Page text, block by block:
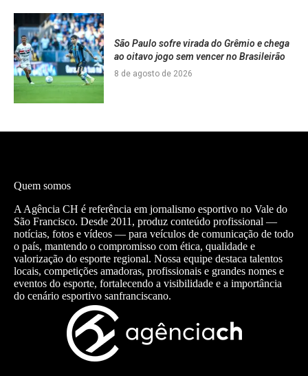
São Paulo sofre virada do Grêmio e chega
ao oitavo jogo sem vencer no Brasileirão
8 de agosto de 2026
Quem somos
A Agência CH é referência em jornalismo esportivo no Vale do
São Francisco. Desde 2011, produz conteúdo profissional —
notícias, fotos e vídeos — para veículos de comunicação de todo
o país, mantendo o compromisso com ética, qualidade e
valorização do esporte regional. Nossa equipe destaca talentos
locais, competições amadoras, profissionais e grandes nomes e
eventos do esporte, fortalecendo a visibilidade e a importância
do cenário esportivo sanfranciscano.